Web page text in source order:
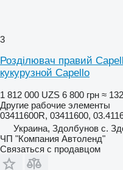
3
Розділювач правий
кукурузной Capello
1 812 000 UZS 6 800 грн ≈
Другие рабочие элементы
03411600R, 03411600,
Украина, Здолбунов с.
ЧП "Компания Автоленд"
Связаться с продавцом